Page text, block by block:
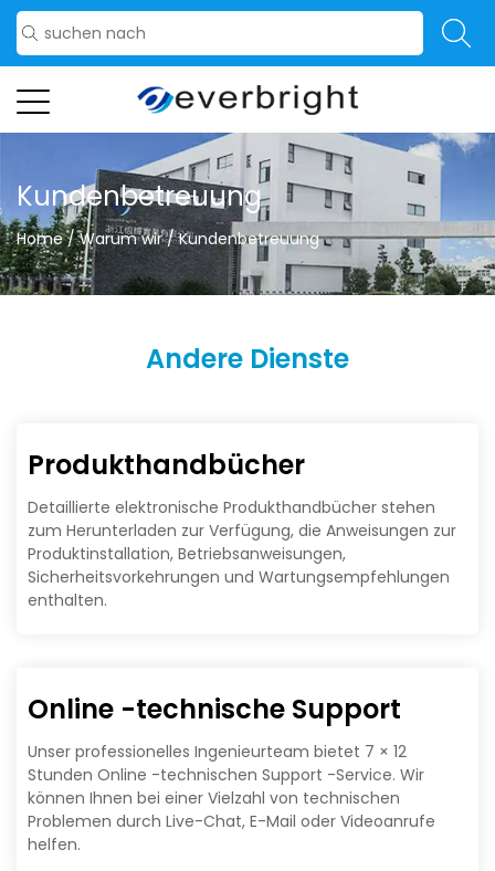
Kundenbetreuung
Home/Warum wir/Kundenbetreuung
Andere Dienste
Produkthandbücher
Detaillierte elektronische Produkthandbücher stehen
zum Herunterladen zur Verfügung, die Anweisungen zur
Produktinstallation, Betriebsanweisungen,
Sicherheitsvorkehrungen und Wartungsempfehlungen
enthalten.
Online -technische Support
Unser professionelles Ingenieurteam bietet 7 × 12
Stunden Online -technischen Support -Service. Wir
können Ihnen bei einer Vielzahl von technischen
Problemen durch Live-Chat, E-Mail oder Videoanrufe
helfen.